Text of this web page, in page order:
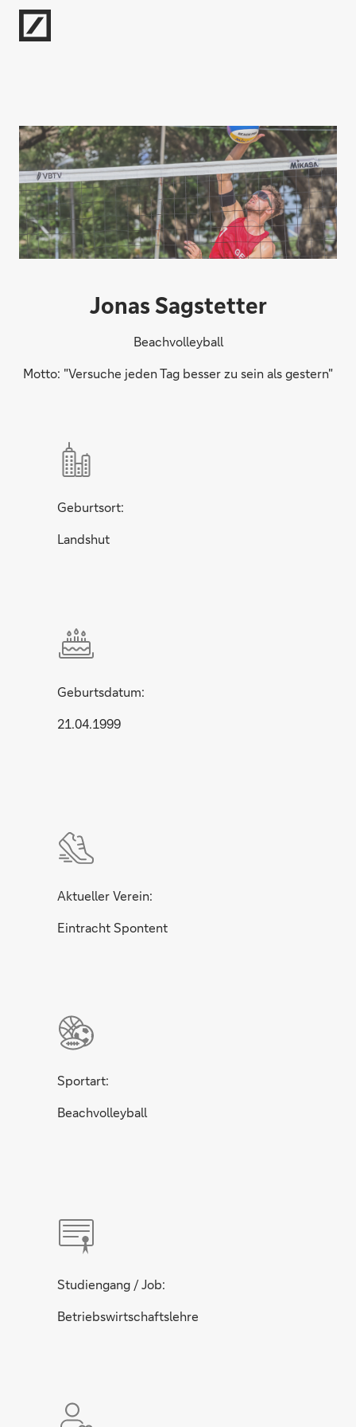
Jonas Sagstetter
Beachvolleyball
Motto: "Versuche jeden Tag besser zu sein als gestern"
Geburtsort:
Landshut
Geburtsdatum:
21.04.1999
Aktueller Verein:
Eintracht Spontent
Sportart:
Beachvolleyball
Studiengang / Job:
Betriebswirtschaftslehre